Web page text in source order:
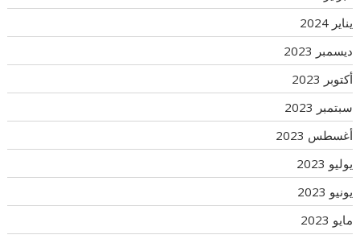
يناير 2024
ديسمبر 2023
أكتوبر 2023
سبتمبر 2023
أغسطس 2023
يوليو 2023
يونيو 2023
مايو 2023